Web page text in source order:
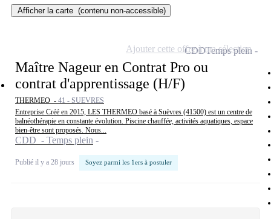
Afficher la carte (contenu non-accessible)
Maître Nageur en Contrat Pro ou
contrat d'apprentissage (H/F)
THERMEO - 41 - SUEVRES
Entreprise Créé en 2015, LES THERMEO basé à Suèvres (41500) est un centre de
balnéothérapie en constante évolution. Piscine chauffée, activités aquatiques, espace
bien-être sont proposés. Nous...
CDD - Temps plein
Publié il y a 28 jours Soyez parmi les 1ers à postuler
CDDTemps plein
Ajouter cette offre à ma sélection